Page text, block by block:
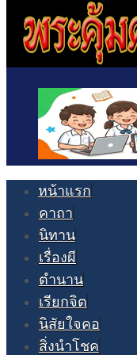
หน้าแรก
คาถา
นิทาน
เรื่องผี
ตำนาน
เรียกจิต
นิสัยใจคอ
สิ่งนำโชค